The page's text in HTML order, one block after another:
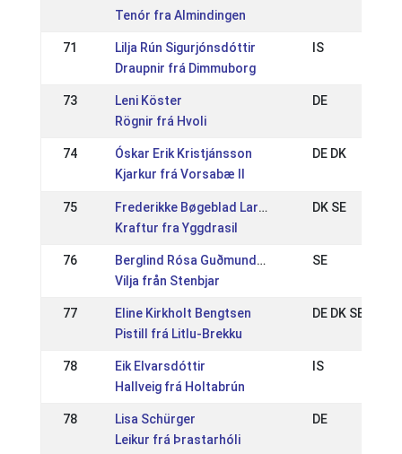
Tenór fra Almindingen
71
Lilja Rún Sigurjónsdóttir
Draupnir frá Dimmuborg
IS
73
Leni Köster
Rögnir frá Hvoli
DE
74
Óskar Erik Kristjánsson
Kjarkur frá Vorsabæ II
DE DK
75
Frederikke Bøgeblad Larsen
Kraftur fra Yggdrasil
DK SE
76
Berglind Rósa Guðmundsdóttir
Vilja från Stenbjar
SE
77
Eline Kirkholt Bengtsen
Pistill frá Litlu-Brekku
DE DK SE
78
Eik Elvarsdóttir
Hallveig frá Holtabrún
IS
78
Lisa Schürger
Leikur frá Þrastarhóli
DE